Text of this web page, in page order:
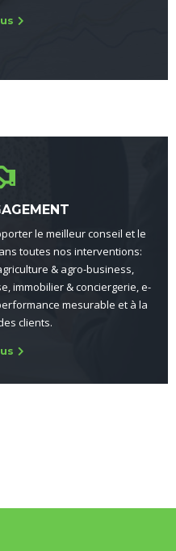
le meilleur conseil et le
toutes nos interventions:
& agro-business,
immobilier & conciergerie, e-
mesurable et à la
clients.